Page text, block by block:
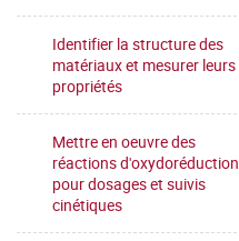
Identifier la structure des
matériaux et mesurer leurs
propriétés
Mettre en oeuvre des
réactions d'oxydoréduction
pour dosages et suivis
cinétiques